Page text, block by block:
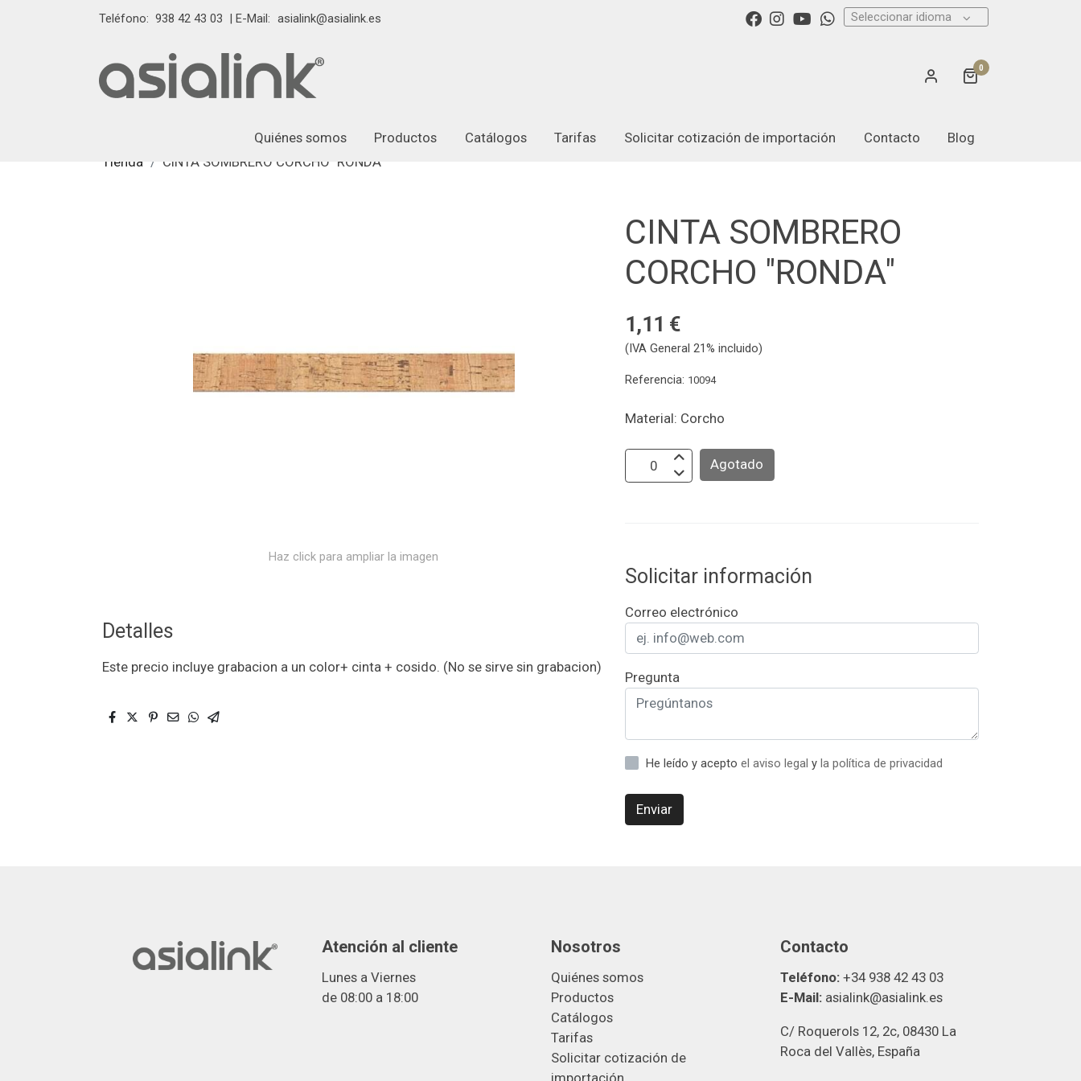
Teléfono: 938 42 43 03 | E-Mail: asialink@asialink.es Seleccionar idioma
0
Quiénes somos Productos Catálogos Tarifas Solicitar cotización de importación Contacto
Blog
Tienda
CINTA SOMBRERO CORCHO "RONDA"
Haz click para ampliar la imagen
Detalles
Este precio incluye grabacion a un color+ cinta + cosido. (No se sirve sin grabacion)
CINTA SOMBRERO
CORCHO "RONDA"
1,11 €
(IVA General 21% incluido)
Referencia: 10094
Material: Corcho
Agotado
Solicitar información
Correo electrónico
Pregunta
He leído y acepto el aviso legal y la política de privacidad
Enviar
Atención al cliente
Lunes a Viernes
de 08:00 a 18:00
Nosotros
Quiénes somos
Productos
Catálogos
Tarifas
Solicitar cotización de
Contacto
Teléfono: +34 938 42 43 03
E-Mail: asialink@asialink.es
C/ Roquerols 12, 2c, 08430 La
Roca del Vallès, España